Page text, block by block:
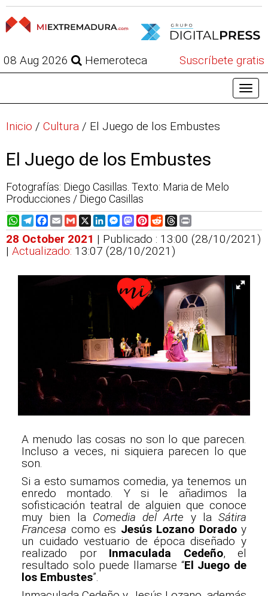
08 Aug 2026 Hemeroteca Suscríbete gratis
Inicio / Cultura / El Juego de los Embustes
El Juego de los Embustes
Fotografías: Diego Casillas. Texto: Maria de Melo
Producciones / Diego Casillas
WhatsApp
Telegram
Facebook
EmailGmail
X LinkedIn
Messenger
Mastodon
Pinterest
RedditThreads
28 October 2021 | Publicado : 13:00 (28/10/2021)
| Actualizado: 13:07 (28/10/2021)
A menudo las cosas no son lo que parecen.
Incluso a veces, ni siquiera parecen lo que
son.
Si a esto sumamos comedia, ya tenemos un
enredo montado. Y si le añadimos la
sofisticación teatral de alguien que conoce
muy bien la Comedia del Arte y la Sátira
Francesa como es Jesús Lozano Doradoy
un cuidado vestuario de época diseñado y
realizado por Inmaculada Cedeño, el
resultado solo puede llamarse “El Juego de
los Embustes”.